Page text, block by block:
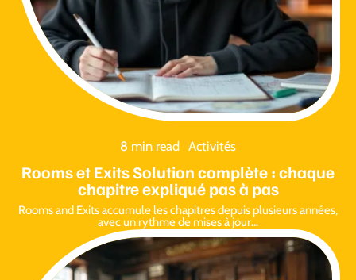
8 min read Activités
Rooms et Exits Solution complète : chaque
chapitre expliqué pas à pas
Rooms and Exits accumule les chapitres depuis plusieurs années,
avec un rythme de mises à jour…